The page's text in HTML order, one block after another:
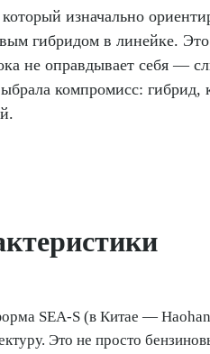
изначально
гибридом в линейке. Это
не оправдывает себя —
компромисс: гибрид,
SEA-S (в Китае —
Это не просто